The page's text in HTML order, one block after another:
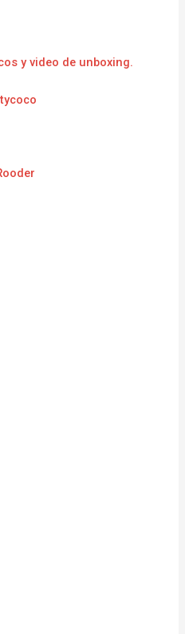
y video de unboxing.